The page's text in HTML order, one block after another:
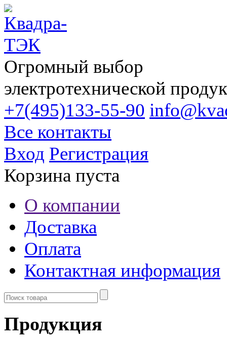
Огромный выбор
электротехнической
+7(495)133-55-90
Все контакты
Вход Регистрация
Корзина пуста
О компании
Доставка
Оплата
Контактная информация
Продукция